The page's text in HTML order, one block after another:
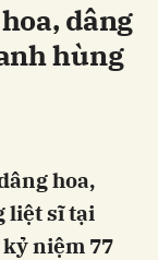
dâng
hùng
hoa,
liệt sĩ tại
niệm 77